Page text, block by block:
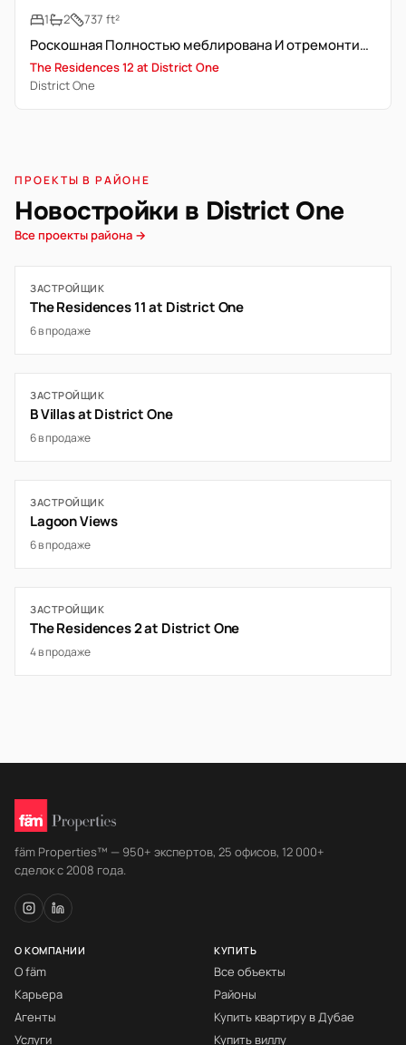
1
2 737 ft²
Роскошная Полностью меблирована И отремонтирована 1-комнатная
The Residences 12 at District One
District One
ПРОЕКТЫ В РАЙОНЕ
Новостройки в District One
Все проекты района →
ЗАСТРОЙЩИК
The Residences 11 at District One
6 в продаже
ЗАСТРОЙЩИК
B Villas at District One
6 в продаже
ЗАСТРОЙЩИК
Lagoon Views
6 в продаже
ЗАСТРОЙЩИК
The Residences 2 at District One
4 в продаже
fäm Properties™ — 950+ экспертов, 25 офисов, 12 000+
сделок с 2008 года.
О КОМПАНИИ
О fäm
Карьера
Агенты
Услуги
КУПИТЬ
Все объекты
Районы
Купить квартиру в Дубае
Купить виллу